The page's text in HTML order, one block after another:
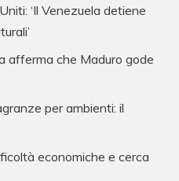
‘Il Venezuela detiene
afferma che Maduro gode
per ambienti: il
economiche e cerca